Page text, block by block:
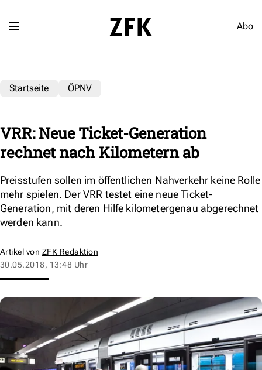
Abo
Startseite ÖPNV
VRR: Neue Ticket-Generation
rechnet nach Kilometern ab
Preisstufen sollen im öffentlichen Nahverkehr keine Rolle
mehr spielen. Der VRR testet eine neue Ticket-
Generation, mit deren Hilfe kilometergenau abgerechnet
werden kann.
Artikel von ZFK Redaktion
30.05.2018, 13:48 Uhr